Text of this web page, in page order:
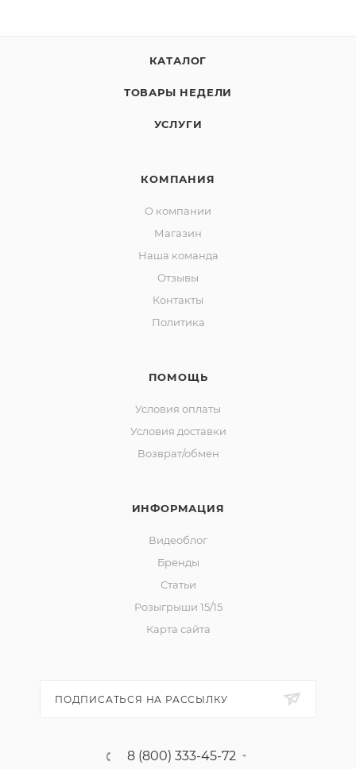
КАТАЛОГ
ТОВАРЫ НЕДЕЛИ
УСЛУГИ
КОМПАНИЯ
О компании
Магазин
Наша команда
Отзывы
Контакты
Политика
ПОМОЩЬ
Условия оплаты
Условия доставки
Возврат/обмен
ИНФОРМАЦИЯ
Видеоблог
Бренды
Статьи
Розыгрыши 15/15
Карта сайта
ПОДПИСАТЬСЯ НА РАССЫЛКУ
8 (800) 333-45-72